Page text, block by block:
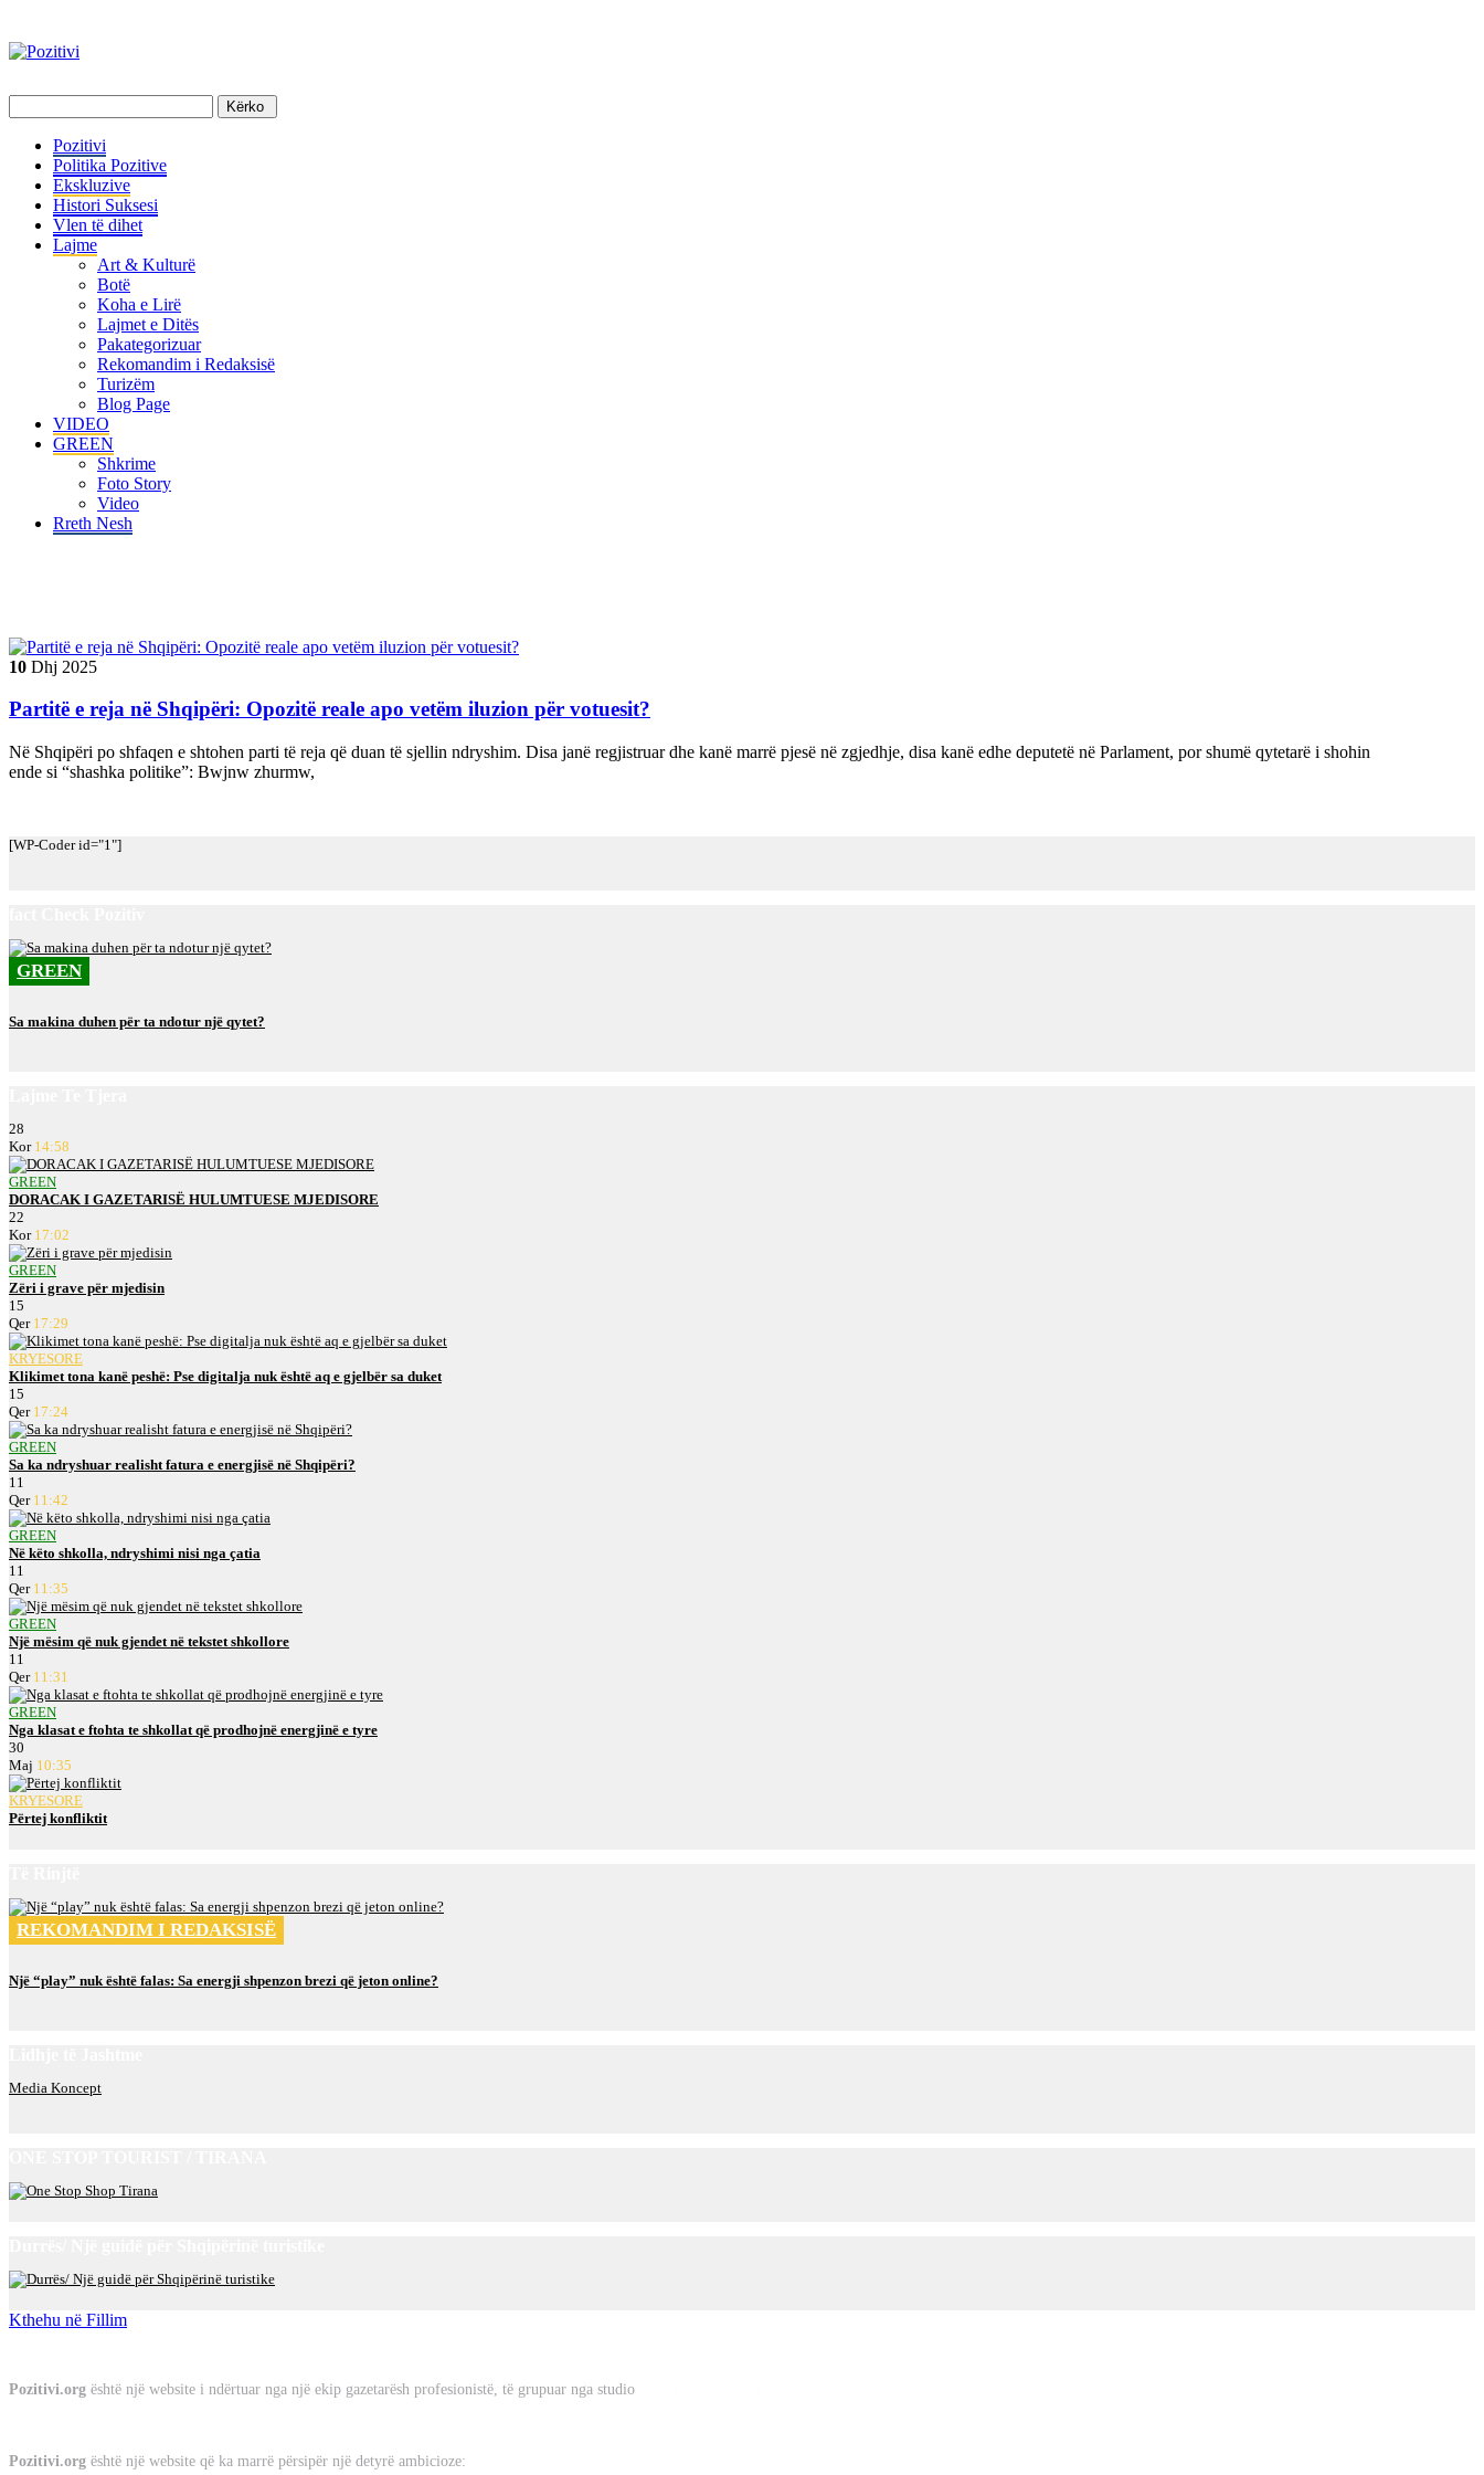
Pozitivi
Politika Pozitive
Ekskluzive
Histori Suksesi
Vlen të dihet
Lajme
Art & Kulturë
Botë
Koha e Lirë
Lajmet e Ditës
Pakategorizuar
Rekomandim i Redaksisë
Turizëm
Blog Page
VIDEO
GREEN
Shkrime
Foto Story
Video
Rreth Nesh
10 Dhj 2025
Partitë e reja në Shqipëri: Opozitë reale apo vetëm iluzion për votuesit?
Në Shqipëri po shfaqen e shtohen parti të reja që duan të sjellin ndryshim. Disa janë regjistruar dhe kanë marrë pjesë në zgjedhje, disa kanë edhe deputetë në Parlament, por shumë qytetarë i shohin
ende si “shashka politike”: Bwjnw zhurmw,
[WP-Coder id="1"]
GREEN
Sa makina duhen për ta ndotur një qytet?
28
Kor 14:58
GREEN
DORACAK I GAZETARISË HULUMTUESE MJEDISORE
22
Kor 17:02
GREEN
Zëri i grave për mjedisin
15
Qer 17:29
KRYESORE
Klikimet tona kanë peshë: Pse digitalja nuk është aq e gjelbër sa duket
15
Qer 17:24
GREEN
Sa ka ndryshuar realisht fatura e energjisë në Shqipëri?
11
Qer 11:42
GREEN
Në këto shkolla, ndryshimi nisi nga çatia
11
Qer 11:35
GREEN
Një mësim që nuk gjendet në tekstet shkollore
11
Qer 11:31
GREEN
Nga klasat e ftohta te shkollat që prodhojnë energjinë e tyre
30
Maj 10:35
KRYESORE
Përtej konfliktit
REKOMANDIM I REDAKSISË
Një “play” nuk është falas: Sa energji shpenzon brezi që jeton online?
Media Koncept
Kthehu në Fillim
Pozitivi.org është një website i ndërtuar nga një ekip gazetarësh profesionistë, të grupuar nga studio
Pozitivi.org është një website që ka marrë përsipër një detyrë ambicioze: